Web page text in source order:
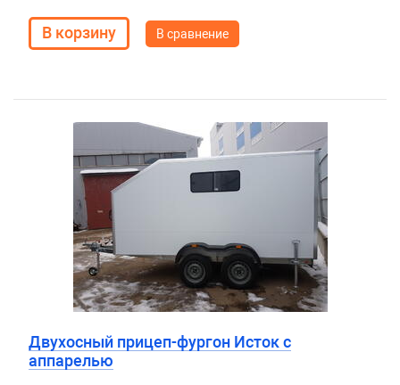
В сравнение
Двухосный прицеп-фургон Исток с
аппарелью